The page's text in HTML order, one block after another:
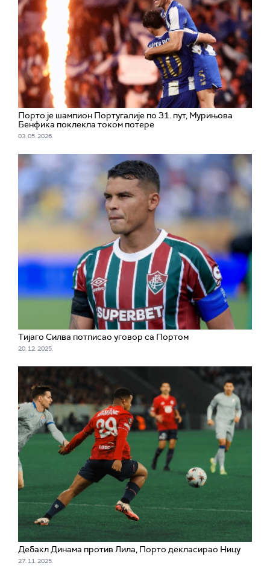
Порто је шампион Португалије по 31. пут, Мурињова
Бенфика поклекла током потере
03. 05. 2026.
Тијаго Силва потписао уговор са Портом
20. 12. 2025.
Дебакл Динама против Лила, Порто декласирао Ницу
27. 11. 2025.